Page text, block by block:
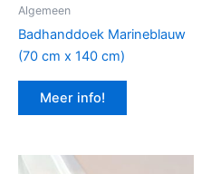
Algemeen
Badhanddoek Marineblauw
(70 cm x 140 cm)
Meer info!